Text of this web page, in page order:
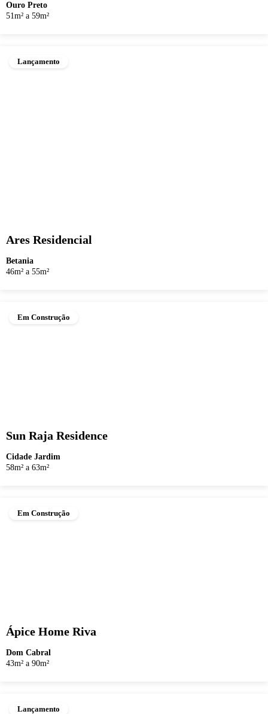
Ouro Preto
51m² a 59m²
Lançamento
Ares Residencial
Betania
46m² a 55m²
Em Construção
Sun Raja Residence
Cidade Jardim
58m² a 63m²
Em Construção
Ápice Home Riva
Dom Cabral
43m² a 90m²
Lançamento